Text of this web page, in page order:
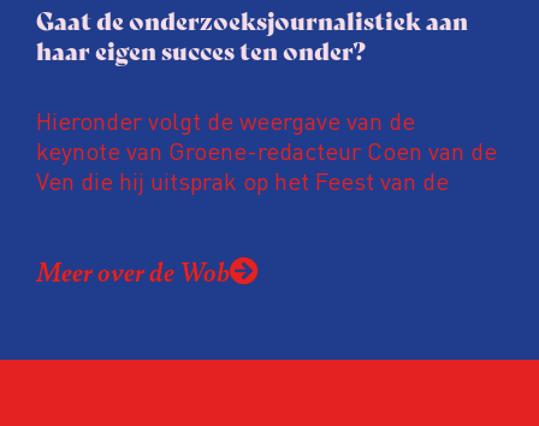
Gaat de onderzoeksjournalistiek aan
haar eigen succes ten onder?
Hieronder volgt de weergave van de
keynote van Groene-redacteur Coen van de
Ven die hij uitsprak op het Feest van de
Coen uit zijn zorgen over de relatie tussen
de macht, de pers en het publiek aan de
Niet de maker, maar de ontvanger
Meer over de Wob